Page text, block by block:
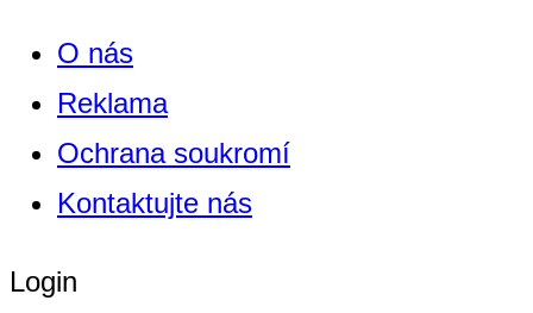
O nás
Reklama
Ochrana soukromí
Kontaktujte nás
Login